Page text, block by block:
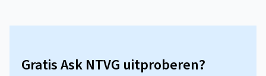
Gratis Ask NTVG uitproberen?